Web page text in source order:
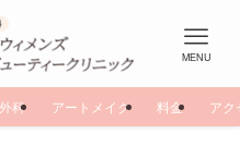
MENU
科 アートメイク 料金 アク